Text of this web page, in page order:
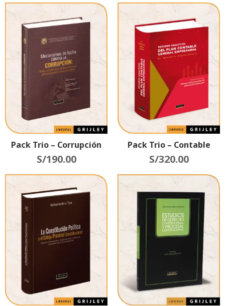
Pack Trio – Corrupción
S/190.00
Pack Trio – Contable
S/320.00